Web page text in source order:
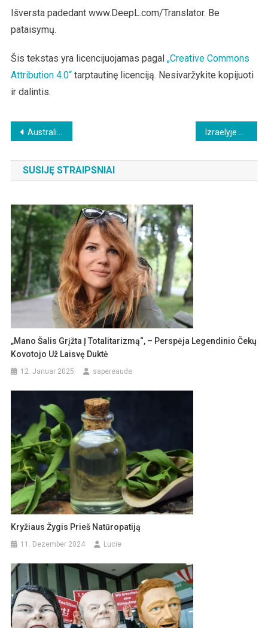
Išversta padedant www.DeepL.com/Translator. Be
pataisymų.
Šis tekstas yra licencijuojamas pagal „Creative Commons
Attribution 4.0“tarptautinę licenciją. Nesivaržykite kopijuoti
ir dalintis.
Beitragsnavigation
Australija: Privalomojo skiepijimo pabaiga – atsiskaitymas su pražūtinga šalies „Corona“ politika
SUSIJĘ STRAIPSNIAI
„Mano Šalis Grįžta Į Totalitarizmą“, – Perspėja Legendinio Čekų
Kovotojo Už Laisvę Duktė
12. Januar 2025 sapereaude
Kryžiaus Žygis Prieš Natūropatiją
11. Dezember 2024 Lucie